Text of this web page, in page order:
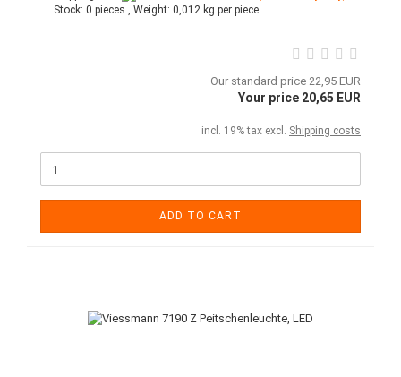
Stock: 0 pieces , Weight: 0,012 kg per piece
Our standard price 22,95 EUR
Your price 20,65 EUR
incl. 19% tax excl. Shipping costs
ADD TO CART